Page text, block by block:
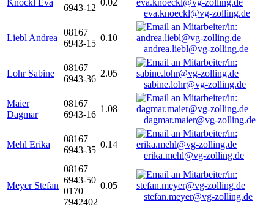
Knöckl Eva
6943-12
0.02
eva.knoeckl@vg-zolling.de
Liebl Andrea
08167
6943-15
0.10
andrea.liebl@vg-zolling.de
Lohr Sabine
08167
6943-36
2.05
sabine.lohr@vg-zolling.de
Maier
Dagmar
08167
6943-16
1.08
dagmar.maier@vg-zolling.de
Mehl Erika
08167
6943-35
0.14
erika.mehl@vg-zolling.de
Meyer Stefan
08167
6943-50
0170
7942402
0.05
stefan.meyer@vg-zolling.de